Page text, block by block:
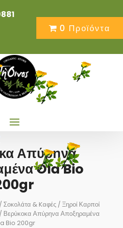
0 Προϊόντα
Απύρηνα
Ola Bio
/Σοκολάτα & Kαφές /Ξηροί Καρποί
/ Βερύκοκα Απύρηνα Αποξηραμένα
Bio 200gr